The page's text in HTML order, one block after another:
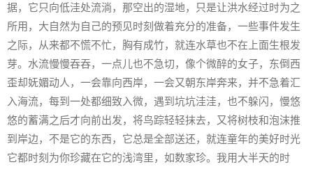
据，它只向低洼处流淌，那空出的湿地，只是让洪水经过时为之
所用，大自然为自己的预见时刻做着充分的准备，一些事件发生
之际，从来都不慌不忙，胸有成竹，就连水草也不在上面生根发
芽。水流慢慢吞吞，一点儿也不急切，像个微醉的女子，东倒西
歪却妩媚动人，一会靠向西岸，一会又朝东岸奔来，并不急着汇
入海流，每到一处都细致入微，遇到坑坑洼洼，也不躲闪，慢悠
悠的蓄满之后才向前出发，将鸟踪轻轻抹去，又将树枝和泡沫推
到岸边，不是它的东西，它总是全部送还，就连童年的美好时光
它都时刻为你珍藏在它的浅湾里，如数家珍。我用大半天的时